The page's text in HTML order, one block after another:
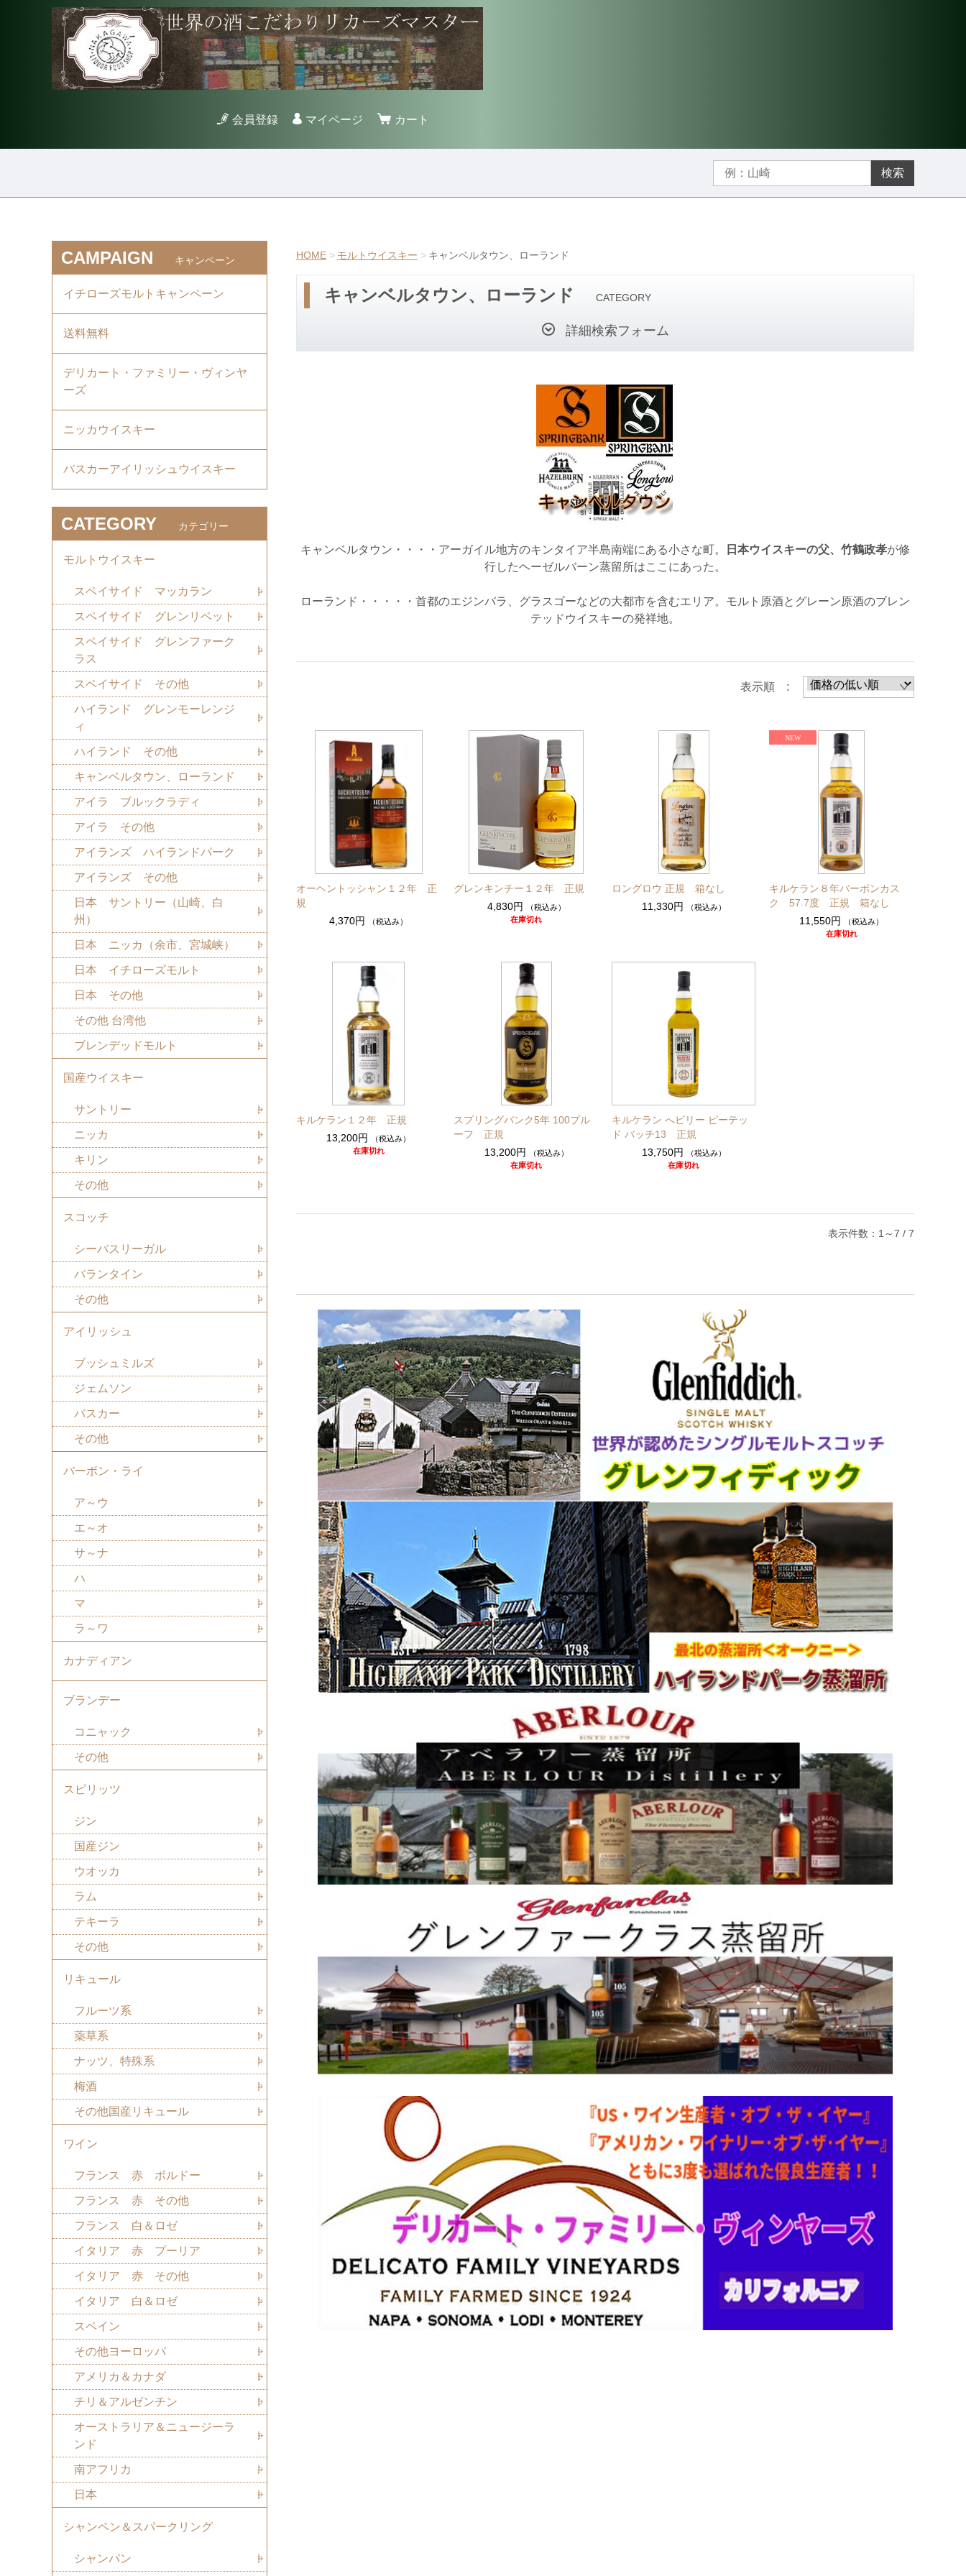
会員登録 マイページ カート
検索
HOME モルトウイスキー キャンベルタウン、ローランド
キャンベルタウン、ローランド CATEGORY
詳細検索フォーム
キャンベルタウン・・・・アーガイル地方のキンタイア半島南端にある小さな町。 日本ウイスキーの父、竹鶴政孝が修
行したヘーゼルバーン蒸留所はここにあった。
ローランド・・・・・首都のエジンバラ、グラスゴーなどの大都市を含むエリア。モルト原酒とグレーン原酒のブレン
テッドウイスキーの発祥地。
表示順 :
オーヘントッシャン１２年 正
規
4,370円
（税込み）
グレンキンチー１２年 正規
4,830円
（税込み）
在庫切れ
ロングロウ 正規 箱なし
11,330円
（税込み）
キルケラン８年バーボンカス
ク 57.7度 正規 箱なし
11,550円
（税込み）
在庫切れ
キルケラン１２年 正規
13,200円
（税込み）
在庫切れ
スプリングバンク5年 100プル
ーフ 正規
13,200円
（税込み）
在庫切れ
キルケラン へビリー ピーテッ
ド バッチ13 正規
13,750円
（税込み）
在庫切れ
表示件数：1～7 / 7
CAMPAIGN キャンペーン
イチローズモルトキャンペーン
送料無料
デリカート・ファミリー・ヴィンヤ
ーズ
ニッカウイスキー
バスカーアイリッシュウイスキー
CATEGORY カテゴリー
モルトウイスキー
スペイサイド マッカラン
スペイサイド グレンリベット
スペイサイド グレンファーク
ラス
スペイサイド その他
ハイランド グレンモーレンジ
ィ
ハイランド その他
キャンベルタウン、ローランド
アイラ ブルックラディ
アイラ その他
アイランズ ハイランドパーク
アイランズ その他
日本 サントリー（山崎、白
州）
日本 ニッカ（余市、宮城峡）
日本 イチローズモルト
日本 その他
その他 台湾他
ブレンデッドモルト
国産ウイスキー
サントリー
ニッカ
キリン
その他
スコッチ
シーバスリーガル
バランタイン
その他
アイリッシュ
ブッシュミルズ
ジェムソン
バスカー
その他
バーボン・ライ
ア～ウ
エ～オ
サ～ナ
ハ
マ
ラ～ワ
カナディアン
ブランデー
コニャック
その他
スピリッツ
ジン
国産ジン
ウオッカ
ラム
テキーラ
その他
リキュール
フルーツ系
薬草系
ナッツ、特殊系
梅酒
その他国産リキュール
ワイン
フランス 赤 ボルドー
フランス 赤 その他
フランス 白＆ロゼ
イタリア 赤 プーリア
イタリア 赤 その他
イタリア 白＆ロゼ
スペイン
その他ヨーロッパ
アメリカ＆カナダ
チリ＆アルゼンチン
オーストラリア＆ニュージーラ
ンド
南アフリカ
日本
シャンペン＆スパークリング
シャンパン